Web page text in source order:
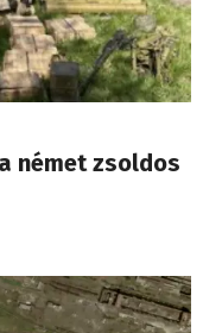
német zsoldos